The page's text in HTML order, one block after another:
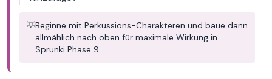
💡Beginne mit Perkussions-Charakteren und baue dann
allmählich nach oben für maximale Wirkung in
Sprunki Phase 9